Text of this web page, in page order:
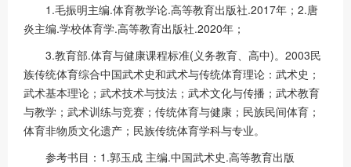
1.毛振明主编.体育教学论.高等教育出版社.2017年；2.唐
炎主编.学校体育学.高等教育出版社.2020年；
3.教育部.体育与健康课程标准(义务教育、高中)。2003民
族传统体育综合中国武术史和武术与传统体育理论：武术史；
武术基本理论；武术技术与技法；武术文化与传播；武术教育
与教学；武术训练与竞赛；传统体育与健康；民族民间体育；
体育非物质文化遗产；民族传统体育学科与专业。
参考书目：1.郭玉成 主编.中国武术史.高等教育出版